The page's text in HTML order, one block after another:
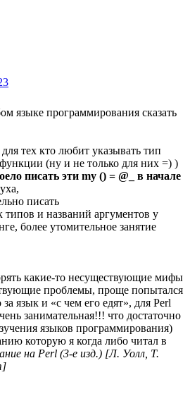
языке программирования сказать
тех кто любит указывать тип
(ну и не только для них =) )
писать эти my () = @_ в начале
писать
типов и названий аргументов у
более утомительное занятие
какие-то несуществующие мифы
проблемы, проще попытался
язык и «с чем его едят», для Perl
занимательная!!! что достаточно
языков программирования)
которую я когда либо читал в
на Perl (3-е изд.) [Л. Уолл, Т.